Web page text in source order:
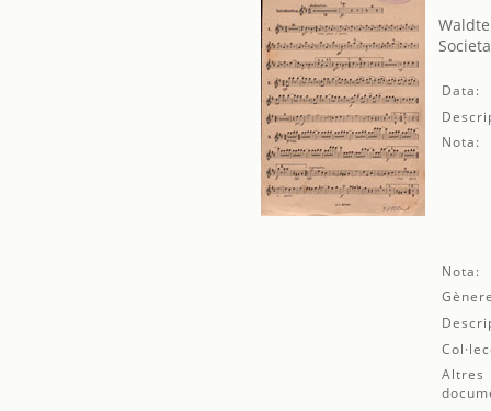
Data:
Nota:
Nota:
Altres